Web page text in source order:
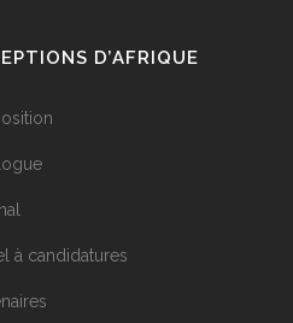
D’AFRIQUE
à candidatures